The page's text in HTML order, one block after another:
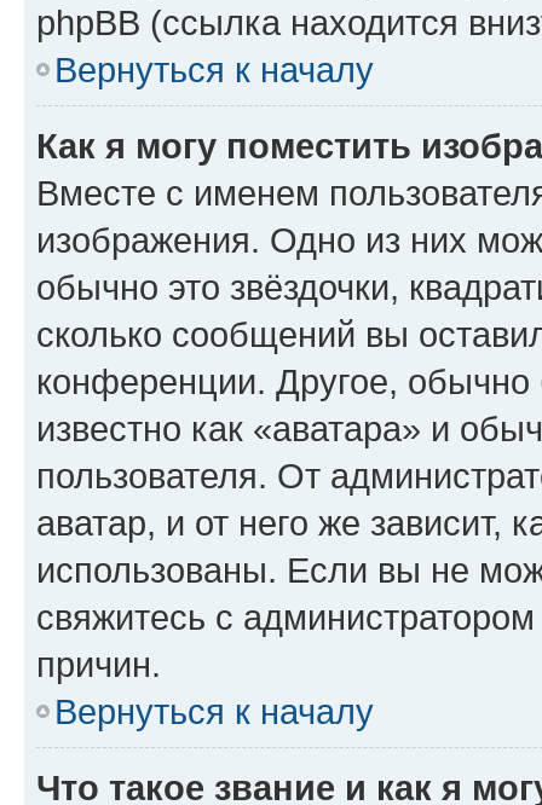
phpBB (ссылка находится
Вернуться к началу
Как я могу поместить
Вместе с именем
изображения. Одно из них
обычно это звёздочки,
сколько сообщений вы
конференции. Другое,
известно как «аватара» и
пользователя. От
аватар, и от него же зависит,
использованы. Если вы не
свяжитесь с
причин.
Вернуться к началу
Что такое звание и как я